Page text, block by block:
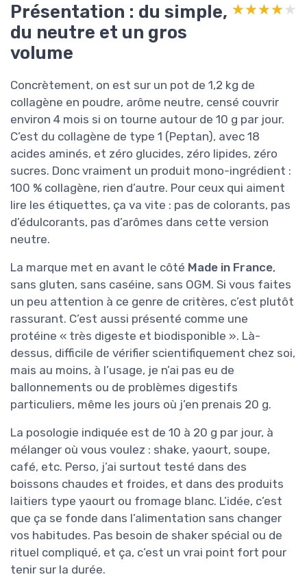
Présentation : du simple,
du neutre et un gros
volume
★★★★★
★★★★★
Concrètement, on est sur un pot de 1,2 kg de
collagène en poudre, arôme neutre, censé couvrir
environ 4 mois si on tourne autour de 10 g par jour.
C’est du collagène de type 1 (Peptan), avec 18
acides aminés, et zéro glucides, zéro lipides, zéro
sucres. Donc vraiment un produit mono-ingrédient :
100 % collagène, rien d’autre. Pour ceux qui aiment
lire les étiquettes, ça va vite : pas de colorants, pas
d’édulcorants, pas d’arômes dans cette version
neutre.
La marque met en avant le côté Made in France,
sans gluten, sans caséine, sans OGM. Si vous faites
un peu attention à ce genre de critères, c’est plutôt
rassurant. C’est aussi présenté comme une
protéine « très digeste et biodisponible ». Là-
dessus, difficile de vérifier scientifiquement chez soi,
mais au moins, à l’usage, je n’ai pas eu de
ballonnements ou de problèmes digestifs
particuliers, même les jours où j’en prenais 20 g.
La posologie indiquée est de 10 à 20 g par jour, à
mélanger où vous voulez : shake, yaourt, soupe,
café, etc. Perso, j’ai surtout testé dans des
boissons chaudes et froides, et dans des produits
laitiers type yaourt ou fromage blanc. L’idée, c’est
que ça se fonde dans l’alimentation sans changer
vos habitudes. Pas besoin de shaker spécial ou de
rituel compliqué, et ça, c’est un vrai point fort pour
tenir sur la durée.